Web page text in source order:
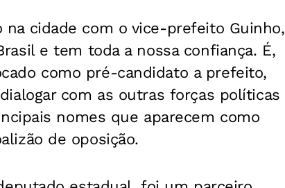
cidade com o vice-prefeito Guinho,
e tem toda a nossa confiança. É,
como pré-candidato a prefeito,
com as outras forças políticas
nomes que aparecem como
de oposição.